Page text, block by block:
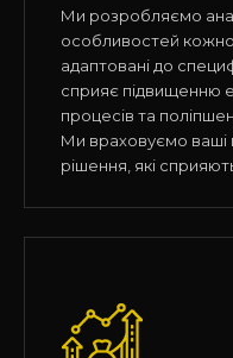
Ми розробляємо
особливостей
адаптовані до
сприяє підвищенню
процесів та
Ми враховуємо ваші
рішення, які